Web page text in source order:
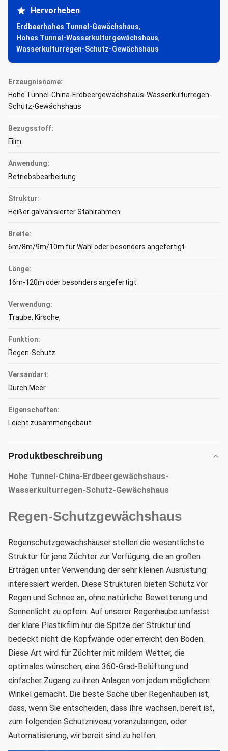
Hervorheben
Erdbeerhohes Tunnel-Gewächshaus,
Hohes Tunnel-Wasserkulturgewächshaus,
Wasserkulturregen-Schutz-Gewächshaus
Erzeugnisname:
Hohe Tunnel-China-Erdbeergewächshaus-Wasserkulturregen-
Schutz-Gewächshaus
Bezugsstoff:
Film
Anwendung:
Betriebsbearbeitung
Struktur:
Heißer galvanisierter Stahlrahmen
Breite:
6m/8m/9m/10m für Wahl oder besonders angefertigt
Länge:
16m-120m oder besonders angefertigt
Verwendung:
Traube, Kirsche,
Funktion:
Regen-Schutz
Versandart:
Durch Meer
Eigenschaften:
Leicht zusammengebaut
Produktbeschreibung
Hohe Tunnel-China-Erdbeergewächshaus-
Wasserkulturregen-Schutz-Gewächshaus
Regen-Schutzgewächshaus
Regenschutzgewächshäuser stellen die wesentlichste
Struktur für jene Züchter zur Verfügung, die an großen
Erträgen unter Verwendung der sehr kleinen Ausrüstung
interessiert werden. Diese Strukturen bieten Schutz vor
Regen und Schnee an, ohne natürliche Bewetterung und
Sonnenlicht zu opfern. Auf unserer Regenhaube umfasst
der klare Plastikfilm nur die Spitze der Struktur und
bedeckt nicht die Kopfwände oder erreicht den Boden.
Diese Art wird für Züchter mit mildem Wetter, die
optimales wünschen, eine 360-Grad-Belüftung und
einfacher Zugang zu ihren Anlagen von jedem möglichem
Winkel gemacht. Die beste Sache über Regenhauben ist,
dass, wenn Sie entscheiden, dass Ihre wachsen, bereit ist,
zum folgenden Schutzniveau voranzubringen, oder
Automatisierung, wir bereit sind zu helfen.